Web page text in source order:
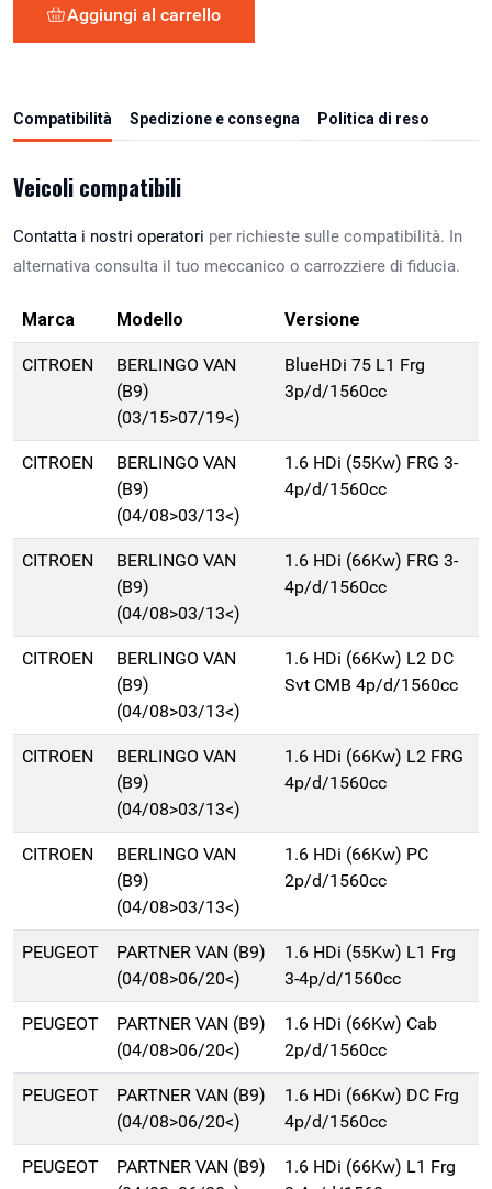
Aggiungi al carrello
Compatibilità Spedizione e consegna Politica di reso
Veicoli compatibili
Contatta i nostri operatori per richieste sulle compatibilità. In
alternativa consulta il tuo meccanico o carrozziere di fiducia.
Marca Modello Versione
CITROEN
BERLINGO VAN
(B9)
(03/15>07/19<)
BlueHDi 75 L1 Frg
3p/d/1560cc
CITROEN
BERLINGO VAN
(B9)
(04/08>03/13<)
1.6 HDi (55Kw) FRG 3-
4p/d/1560cc
CITROEN
BERLINGO VAN
(B9)
(04/08>03/13<)
1.6 HDi (66Kw) FRG 3-
4p/d/1560cc
CITROEN
BERLINGO VAN
(B9)
(04/08>03/13<)
1.6 HDi (66Kw) L2 DC
Svt CMB 4p/d/1560cc
CITROEN
BERLINGO VAN
(B9)
(04/08>03/13<)
1.6 HDi (66Kw) L2 FRG
4p/d/1560cc
CITROEN
BERLINGO VAN
(B9)
(04/08>03/13<)
1.6 HDi (66Kw) PC
2p/d/1560cc
PEUGEOT
PARTNER VAN (B9)
(04/08>06/20<)
1.6 HDi (55Kw) L1 Frg
3-4p/d/1560cc
PEUGEOT
PARTNER VAN (B9)
(04/08>06/20<)
1.6 HDi (66Kw) Cab
2p/d/1560cc
PEUGEOT
PARTNER VAN (B9)
(04/08>06/20<)
1.6 HDi (66Kw) DC Frg
4p/d/1560cc
PEUGEOT
PARTNER VAN (B9)
1.6 HDi (66Kw) L1 Frg